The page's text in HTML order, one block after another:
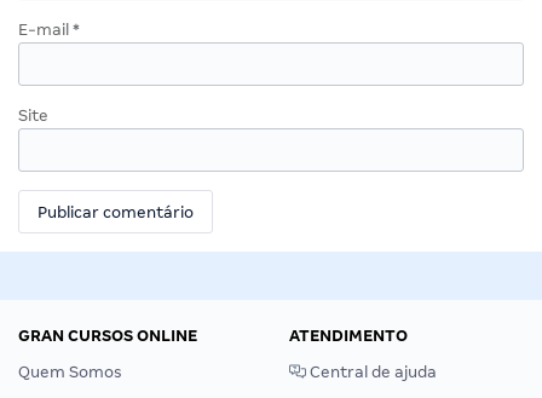
E-mail *
Site
GRAN CURSOS ONLINE
Quem Somos
ATENDIMENTO
Central de ajuda